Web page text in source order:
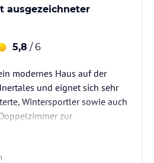
ausgezeichneter
5,8 / 6
modernes Haus auf der
und eignet sich sehr
Wintersportler sowie auch
zur
war schön und zweckmässig
grossen Badzimmer mit